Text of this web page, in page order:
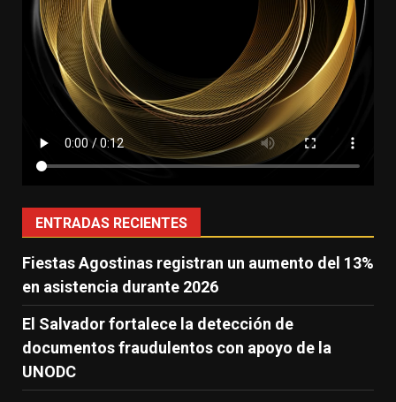
ENTRADAS RECIENTES
Fiestas Agostinas registran un aumento del 13%
en asistencia durante 2026
El Salvador fortalece la detección de
documentos fraudulentos con apoyo de la
UNODC